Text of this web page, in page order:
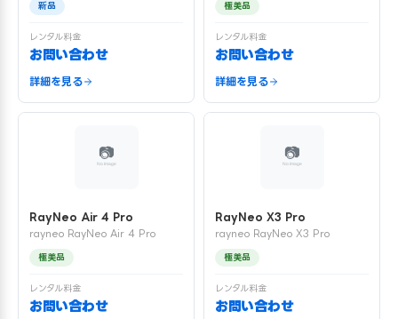
新品
レンタル料金
お問い合わせ
詳細を見る
極美品
レンタル料金
お問い合わせ
詳細を見る
RayNeo Air 4 Pro
rayneo RayNeo Air 4 Pro
極美品
レンタル料金
お問い合わせ
RayNeo X3 Pro
rayneo RayNeo X3 Pro
極美品
レンタル料金
お問い合わせ